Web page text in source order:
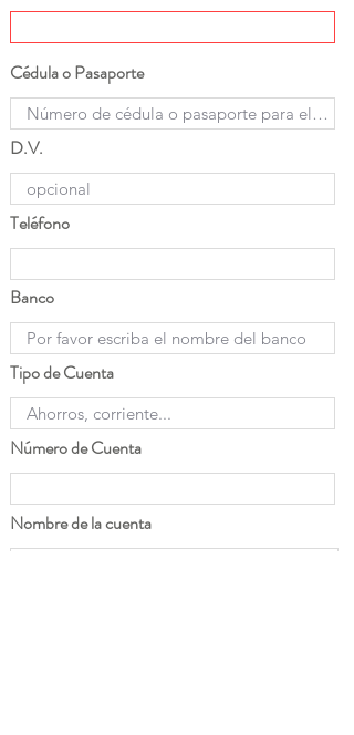
Cédula o Pasaporte
D.V.
Teléfono
Banco
Tipo de Cuenta
Número de Cuenta
Nombre de la cuenta